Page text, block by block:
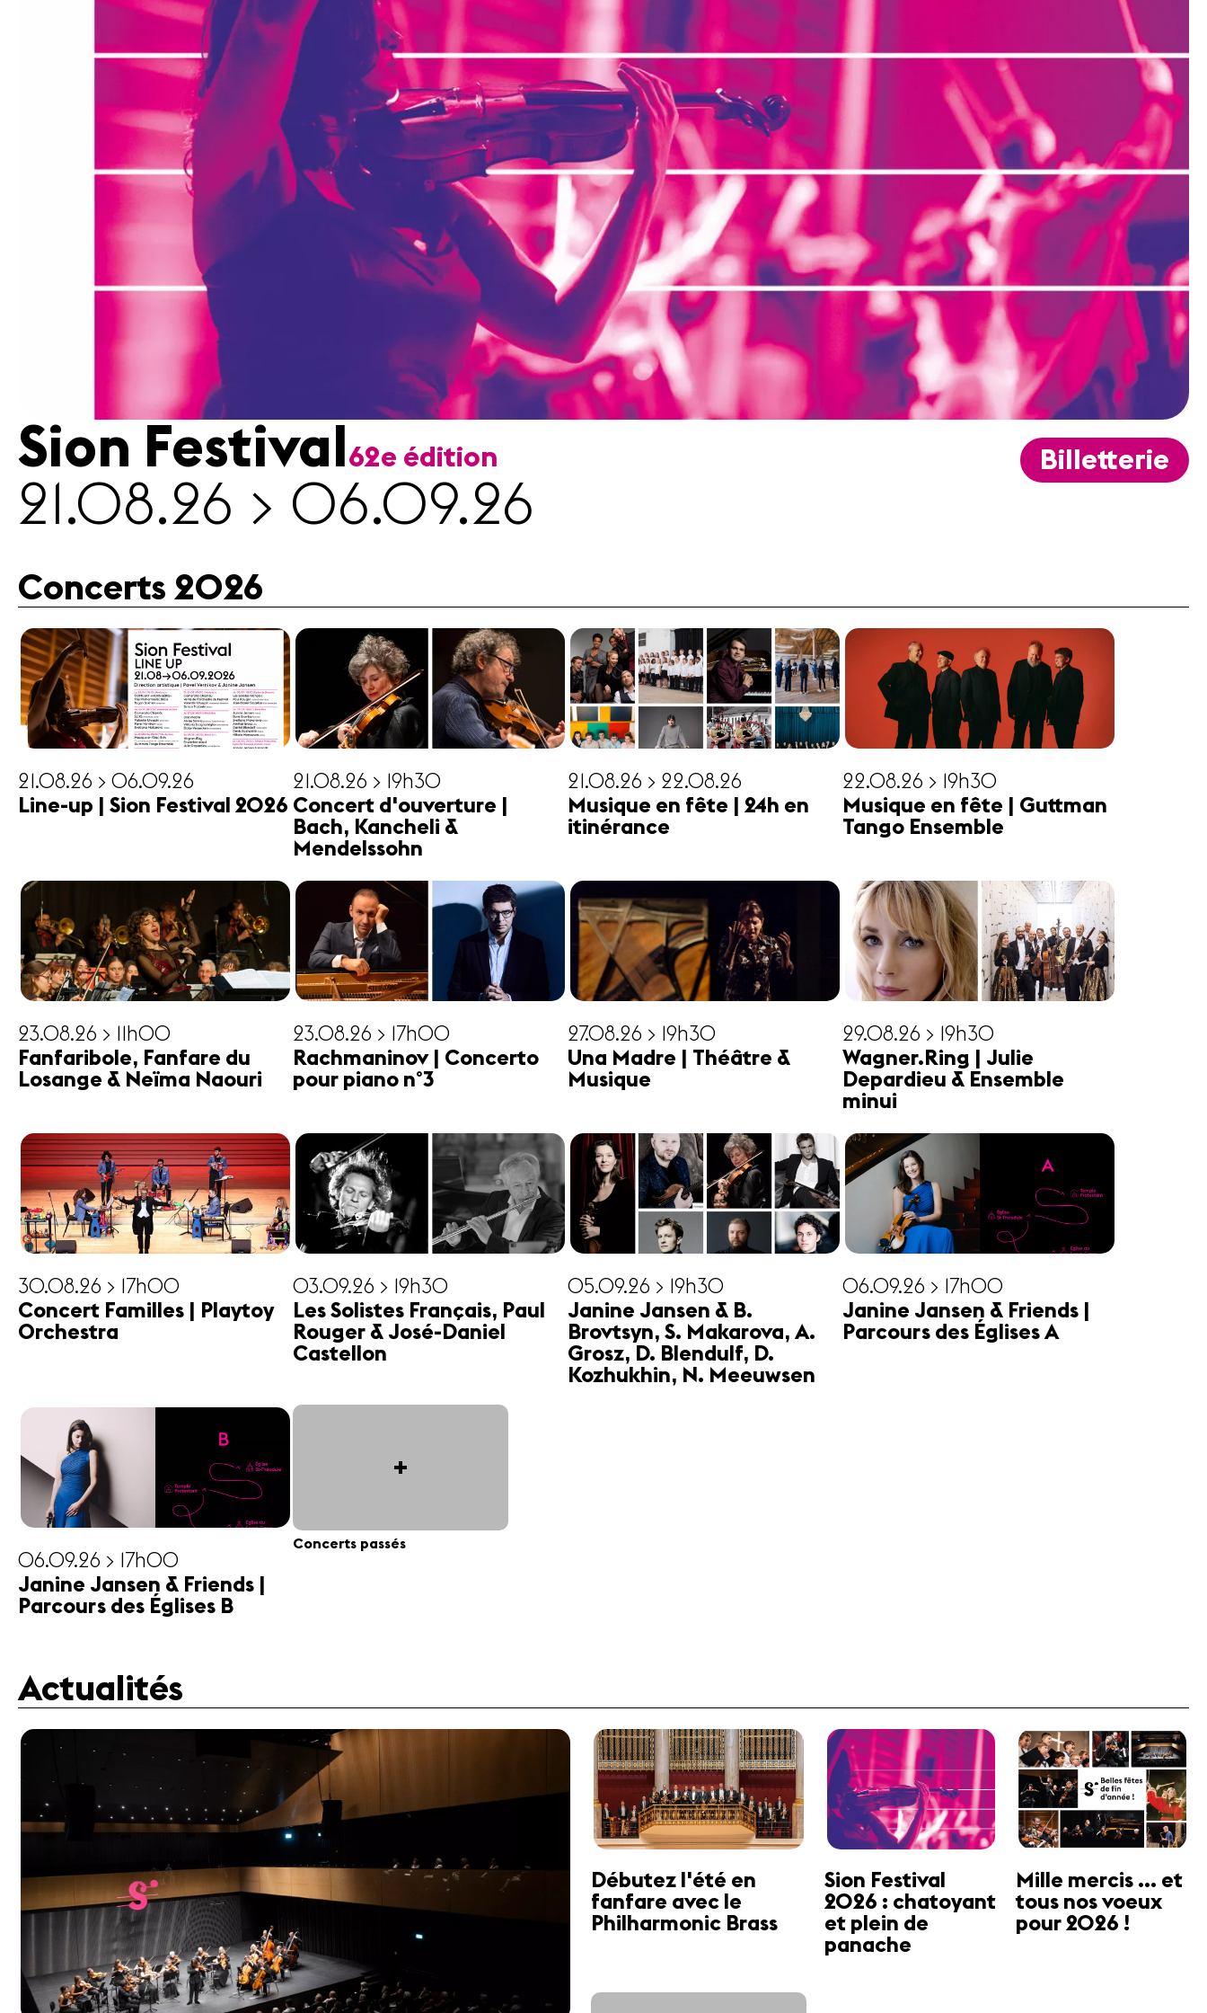
Revue
de
A propos
Mentions
Contact
Sion Festival 62e édition
21.08.26 > 06.09.26
Billetterie
Concerts 2026
21.08.26 > 06.09.26
Line-up | Sion Festival 2026
21.08.26 > 19h30
Concert d'ouverture |
Bach, Kancheli &
Mendelssohn
21.08.26 > 22.08.26
Musique en fête | 24h en
itinérance
22.08.26 > 19h30
Musique en fête | Guttman
Tango Ensemble
23.08.26 > 11h00
Fanfaribole, Fanfare du
Losange & Neïma Naouri
23.08.26 > 17h00
Rachmaninov | Concerto
pour piano n°3
27.08.26 > 19h30
Una Madre | Théâtre &
Musique
29.08.26 > 19h30
Wagner.Ring | Julie
Depardieu & Ensemble
minui
30.08.26 > 17h00
Concert Familles | Playtoy
Orchestra
03.09.26 > 19h30
Les Solistes Français, Paul
Rouger & José-Daniel
Castellon
05.09.26 > 19h30
Janine Jansen & B.
Brovtsyn, S. Makarova, A.
Grosz, D. Blendulf, D.
Kozhukhin, N. Meeuwsen
06.09.26 > 17h00
Janine Jansen & Friends |
Parcours des Églises A
06.09.26 > 17h00
Janine Jansen & Friends |
Parcours des Églises B
+
Concerts passés
Actualités
Débutez l'été en
fanfare avec le
Philharmonic Brass
Sion Festival
2026 : chatoyant
et plein de
panache
Mille mercis ... et
tous nos voeux
pour 2026 !